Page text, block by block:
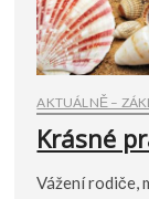
AKTUÁLNĚ –
Krásné
Vážení rodiče,